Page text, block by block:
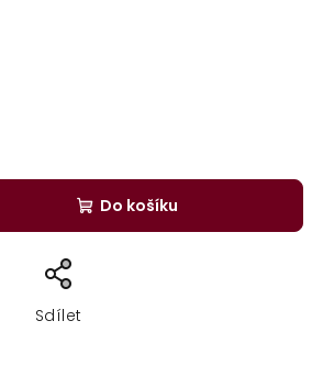
Do košíku
Sdílet